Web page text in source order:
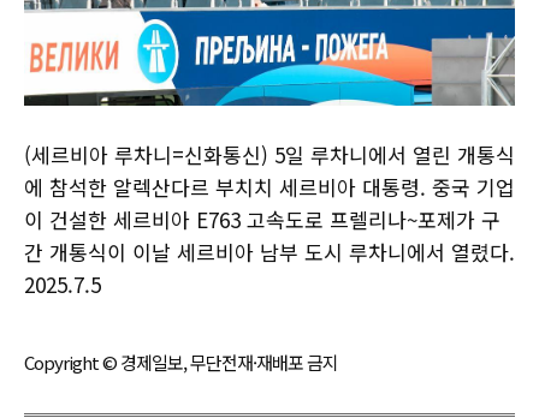
(세르비아 루차니=신화통신) 5일 루차니에서 열린 개통식
에 참석한 알렉산다르 부치치 세르비아 대통령. 중국 기업
이 건설한 세르비아 E763 고속도로 프렐리나~포제가 구
간 개통식이 이날 세르비아 남부 도시 루차니에서 열렸다.
2025.7.5
Copyright © 경제일보, 무단전재·재배포 금지